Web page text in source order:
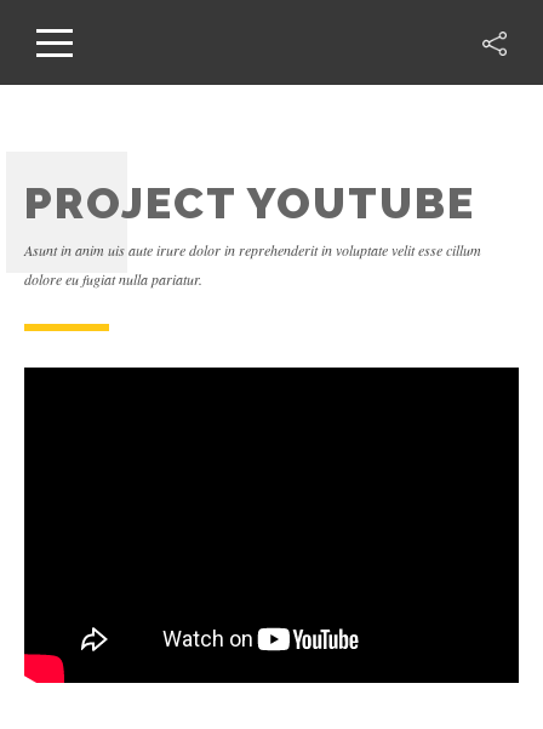
PROJECT YOUTUBE
Asunt in anim uis aute irure dolor in reprehenderit in voluptate velit esse cillum
dolore eu fugiat nulla pariatur.